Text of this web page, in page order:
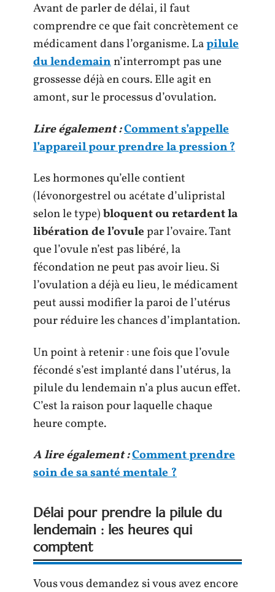
Avant de parler de délai, il faut
comprendre ce que fait concrètement ce
médicament dans l’organisme. Lapilule
du lendemainn’interrompt pas une
grossesse déjà en cours. Elle agit en
amont, sur le processus d’ovulation.
Lire également :Comment s’appelle
l’appareil pour prendre la pression ?
Les hormones qu’elle contient
(lévonorgestrel ou acétate d’ulipristal
selon le type)bloquent ou retardent la
libération de l’ovulepar l’ovaire. Tant
que l’ovule n’est pas libéré, la
fécondation ne peut pas avoir lieu. Si
l’ovulation a déjà eu lieu, le médicament
peut aussi modifier la paroi de l’utérus
pour réduire les chances d’implantation.
Un point à retenir : une fois que l’ovule
fécondé s’est implanté dans l’utérus, la
pilule du lendemain n’a plus aucun effet.
C’est la raison pour laquelle chaque
heure compte.
A lire également :Comment prendre
soin de sa santé mentale ?
Délai pour prendre la pilule du
lendemain : les heures qui
comptent
Vous vous demandez si vous avez encore